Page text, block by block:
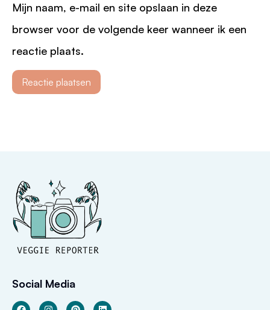
Mijn naam, e-mail en site opslaan in deze
browser voor de volgende keer wanneer ik een
reactie plaats.
Social Media